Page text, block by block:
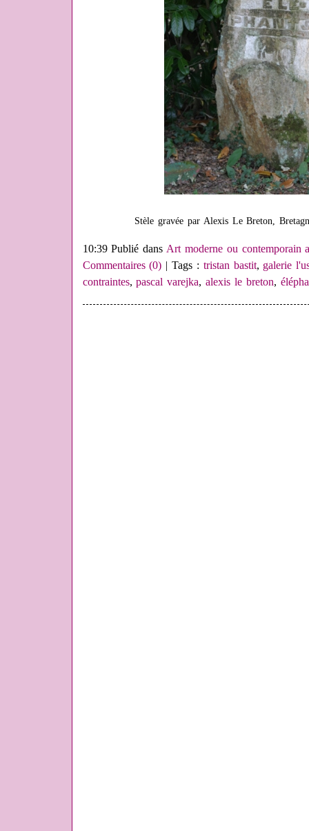
Stèle gravée par Alexis Le Breton,
10:39 Publié dansArt moderne ou contemporain
Commentaires (0) | Tags : tristan bastit, galerie
contraintes,pascal varejka,alexis le breton,